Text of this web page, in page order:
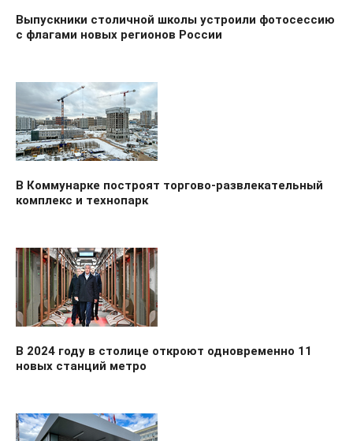
Выпускники столичной школы устроили фотосессию
с флагами новых регионов России
В Коммунарке построят торгово-развлекательный
комплекс и технопарк
В 2024 году в столице откроют одновременно 11
новых станций метро